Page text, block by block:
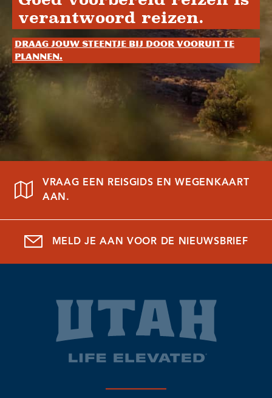
verantwoord reizen.
Draag jouw steentje bij door vooruit te
plannen.
VRAAG EEN REISGIDS EN WEGENKAART
AAN.
MELD JE AAN VOOR DE NIEUWSBRIEF